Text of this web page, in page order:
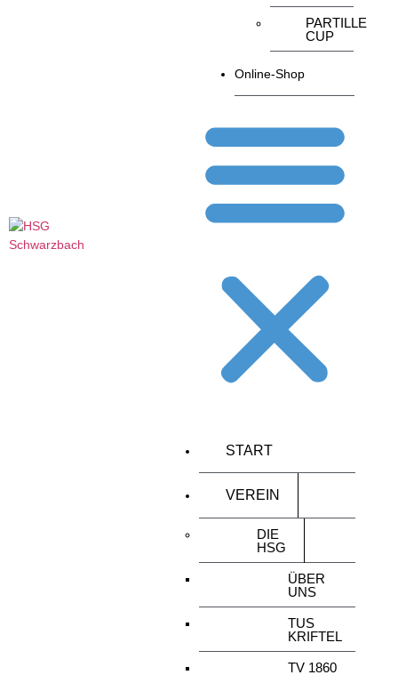
PARTILLE
CUP
Online-Shop
START
VEREIN
DIE
HSG
ÜBER
UNS
TUS
KRIFTEL
TV 1860